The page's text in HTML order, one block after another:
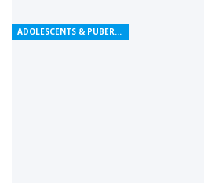
ADOLESCENTS & PUBERTÉ